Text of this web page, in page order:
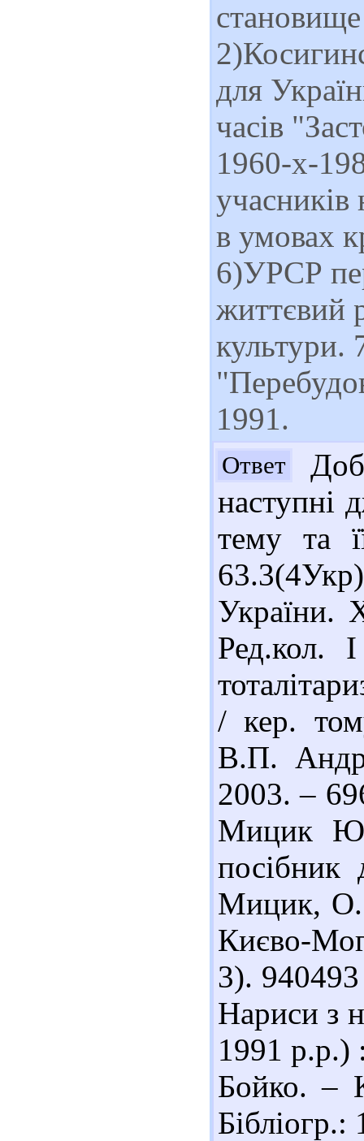
для
часів
1960-х-
учасників
в умовах
6)УРСР
життєвий
культури.
1991.
Ответ
наступні
тему та
України.
Ред.кол.
/ кер.
В.П.
2003. –
Мицик Ю.
Мицик,
Києво-
3).
Нариси з
1991 р.р.)
Бойко. –